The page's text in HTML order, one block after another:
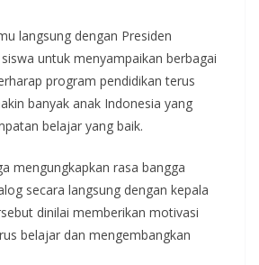
langsung dengan Presiden
untuk menyampaikan berbagai
program pendidikan terus
banyak anak Indonesia yang
belajar yang baik.
mengungkapkan rasa bangga
secara langsung dengan kepala
dinilai memberikan motivasi
belajar dan mengembangkan